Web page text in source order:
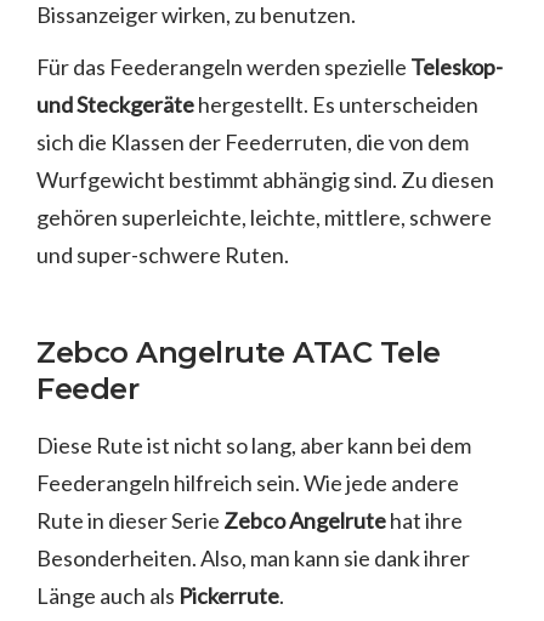
Bissanzeiger wirken, zu benutzen.
Für das Feederangeln werden spezielle Teleskop-
und Steckgerätehergestellt. Es unterscheiden
sich die Klassen der Feederruten, die von dem
Wurfgewicht bestimmt abhängig sind. Zu diesen
gehören superleichte, leichte, mittlere, schwere
und super-schwere Ruten.
Zebco Angelrute ATAC Tele
Feeder
Diese Rute ist nicht so lang, aber kann bei dem
Feederangeln hilfreich sein. Wie jede andere
Rute in dieser Serie Zebco Angelrutehat ihre
Besonderheiten. Also, man kann sie dank ihrer
Länge auch als Pickerrute.